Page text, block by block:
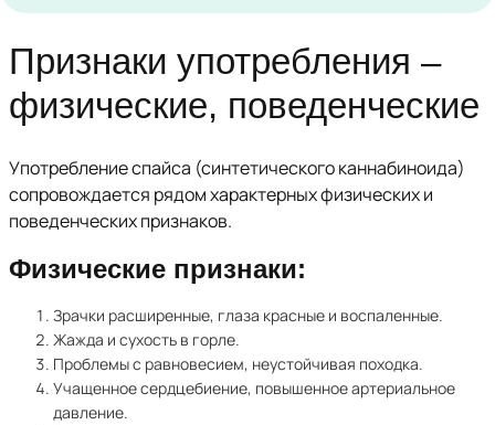
Признаки употребления –
физические, поведенческие
Употребление спайса (синтетического каннабиноида)
сопровождается рядом характерных физических и
поведенческих признаков.
Физические признаки:
Зрачки расширенные, глаза красные и воспаленные.
Жажда и сухость в горле.
Проблемы с равновесием, неустойчивая походка.
Учащенное сердцебиение, повышенное артериальное
давление.